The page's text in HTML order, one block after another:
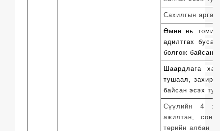
Сахилгын арга
Өмнө нь
адилтгах
болгож байсан
Шаардлага
тушаал,
байсан эсэх
Сүүлийн 4
ажилтан,
төрийн албан